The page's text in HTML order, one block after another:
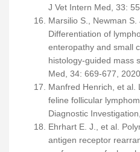
J Vet Intern Med, 33:
Marsilio S., Newman
Differentiation of
enteropathy and small
histology-guided mass
Med, 34: 669-677,
Manfred Henrich, et al.
feline follicular
Diagnostic
Ehrhart E. J., et al.
antigen receptor